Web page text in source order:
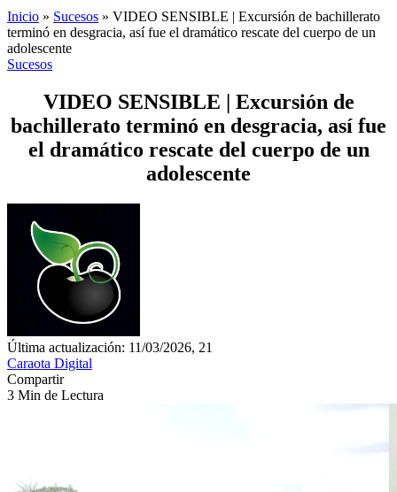
Inicio » Sucesos » VIDEO SENSIBLE | Excursión de bachillerato
terminó en desgracia, así fue el dramático rescate del cuerpo de un
adolescente
Sucesos
VIDEO SENSIBLE | Excursión de
bachillerato terminó en desgracia, así fue
el dramático rescate del cuerpo de un
adolescente
Última actualización: 11/03/2026, 21
Caraota Digital
Compartir
3 Min de Lectura